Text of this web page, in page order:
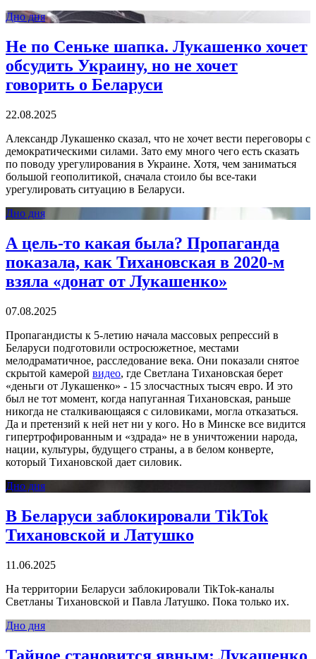
Дно дня
Не по Сеньке шапка. Лукашенко хочет
обсудить Украину, но не хочет
говорить о Беларуси
22.08.2025
Александр Лукашенко сказал, что не хочет вести переговоры с
демократическими силами. Зато ему много чего есть сказать
по поводу урегулирования в Украине. Хотя, чем заниматься
большой геополитикой, сначала стоило бы все-таки
урегулировать ситуацию в Беларуси.
Дно дня
А цель-то какая была? Пропаганда
показала, как Тихановская в 2020-м
взяла «донат от Лукашенко»
07.08.2025
Пропагандисты к 5-летию начала массовых репрессий в
Беларуси подготовили остросюжетное, местами
мелодраматичное, расследование века. Они показали снятое
скрытой камерой видео, где Светлана Тихановская берет
«деньги от Лукашенко» - 15 злосчастных тысяч евро. И это
был не тот момент, когда напуганная Тихановская, раньше
никогда не сталкивающаяся с силовиками, могла отказаться.
Да и претензий к ней нет ни у кого. Но в Минске все видится
гипертрофированным и «здрада» не в уничтожении народа,
нации, культуры, будущего страны, а в белом конверте,
который Тихановской дает силовик.
Дно дня
В Беларуси заблокировали TikTok
Тихановской и Латушко
11.06.2025
На территории Беларуси заблокировали TikTok-каналы
Светланы Тихановской и Павла Латушко. Пока только их.
Дно дня
Тайное становится явным: Лукашенко